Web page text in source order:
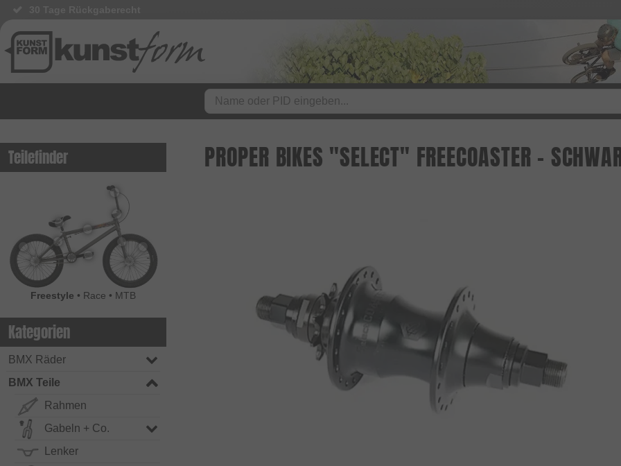
Teilefinder
Freestyle • Race • MTB
Kategorien
BMX Räder
BMX Teile
Rahmen
Gabeln + Co.
Lenker
PROPER BIKES "SELECT" FREECOASTER -